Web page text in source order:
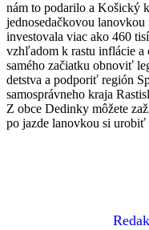
nám to podarilo a Košický
jednosedačkovou
investovala viac ako 460
vzhľadom k rastu inflácie
samého začiatku obnoviť
detstva a podporiť región
samosprávneho kraja
Z obce Dedinky môžete
po jazde lanovkou si